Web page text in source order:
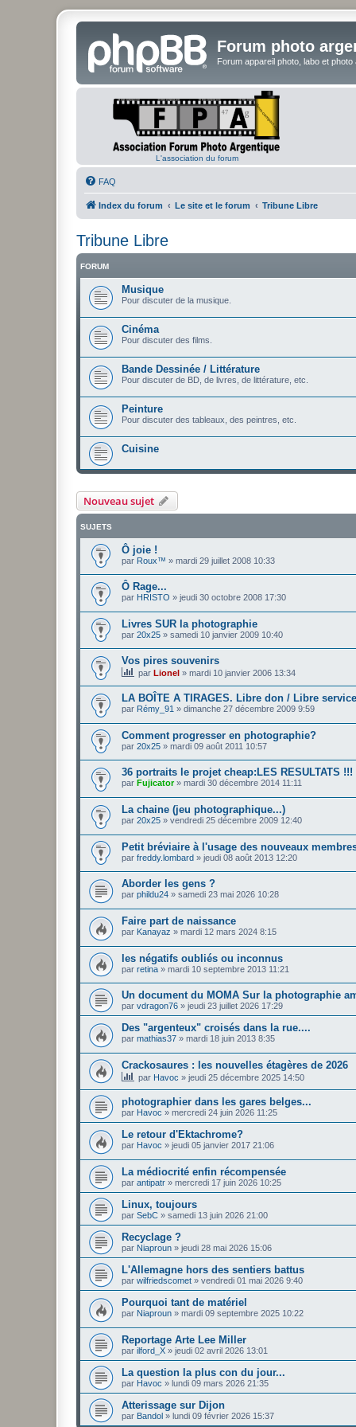
Forum photo
Forum appareil photo, labo et photo
L'association du forum
FAQ
Index du forum Le site et le forum Tribune Libre
Tribune Libre
FORUM
Musique
Pour discuter de la musique.
Cinéma
Pour discuter des films.
Bande Dessinée / Littérature
Pour discuter de BD, de livres, de littérature, etc.
Peinture
Pour discuter des tableaux, des peintres, etc.
Cuisine
Nouveau sujet
SUJETS
Ô joie !
par Roux™ » mardi 29 juillet 2008 10:33
Ô Rage...
par HRISTO » jeudi 30 octobre 2008 17:30
Livres SUR la photographie
par 20x25 » samedi 10 janvier 2009 10:40
Vos pires souvenirs
par Lionel » mardi 10 janvier 2006 13:34
LA BOÎTE A TIRAGES. Libre don / Libre service
par Rémy_91 » dimanche 27 décembre 2009 9:59
Comment progresser en photographie?
par 20x25 » mardi 09 août 2011 10:57
36 portraits le projet cheap:LES RESULTATS !!!
par Fujicator» mardi 30 décembre 2014 11:11
La chaine (jeu photographique...)
par 20x25 » vendredi 25 décembre 2009 12:40
Petit bréviaire à l'usage des nouveaux
par freddy.lombard » jeudi 08 août 2013 12:20
Aborder les gens ?
par phildu24 » samedi 23 mai 2026 10:28
Faire part de naissance
par Kanayaz » mardi 12 mars 2024 8:15
les négatifs oubliés ou inconnus
par retina » mardi 10 septembre 2013 11:21
Un document du MOMA Sur la photographie
par vdragon76 » jeudi 23 juillet 2026 17:29
Des "argenteux" croisés dans la rue....
par mathias37 » mardi 18 juin 2013 8:35
Crackosaures : les nouvelles étagères de 2026
par Havoc » jeudi 25 décembre 2025 14:50
photographier dans les gares belges...
par Havoc » mercredi 24 juin 2026 11:25
Le retour d'Ektachrome?
par Havoc » jeudi 05 janvier 2017 21:06
La médiocrité enfin récompensée
par antipatr » mercredi 17 juin 2026 10:25
Linux, toujours
par SebC » samedi 13 juin 2026 21:00
Recyclage ?
par Niaproun » jeudi 28 mai 2026 15:06
L'Allemagne hors des sentiers battus
par wilfriedscomet » vendredi 01 mai 2026 9:40
Pourquoi tant de matériel
par Niaproun » mardi 09 septembre 2025 10:22
Reportage Arte Lee Miller
par ilford_X » jeudi 02 avril 2026 13:01
La question la plus con du jour...
par Havoc » lundi 09 mars 2026 21:35
Atterissage sur Dijon
par Bandol » lundi 09 février 2026 15:37